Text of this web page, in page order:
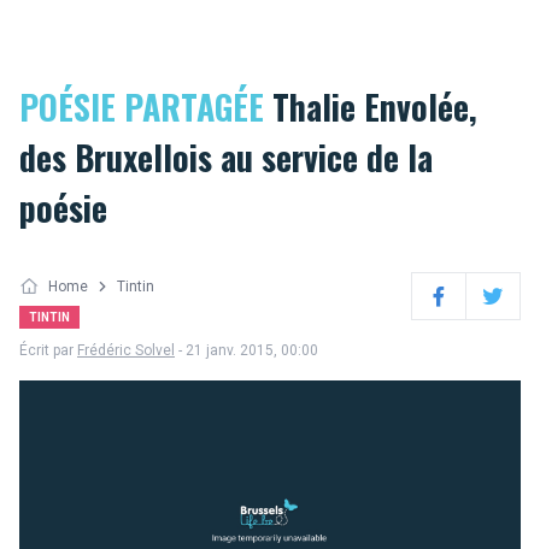
POÉSIE PARTAGÉE Thalie Envolée,
des Bruxellois au service de la
poésie
Home Tintin
TINTIN FacebookTwitter
Écrit par Frédéric Solvel - 21 janv. 2015, 00:00